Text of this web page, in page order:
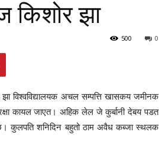
किशोर झा
0
500
झा विश्वविद्यालयक अचल सम्पत्ति खासकय जमीनक
कायल जाएत। अहिक लेल जे कुर्बानी देबय पडत
कुलपति शनिदिन बहुतो ठाम अवैध कब्जा स्थलक